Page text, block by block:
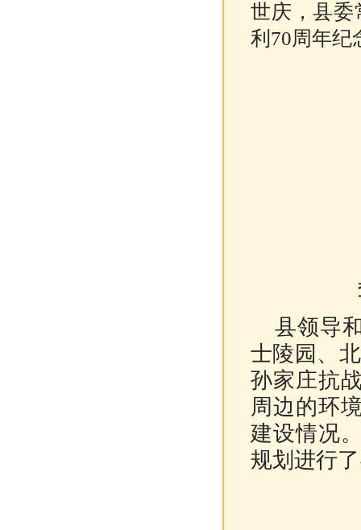
世庆，县委
利70周年纪
县领导
士陵园、
孙家庄抗
周边的环
建设情况
规划进行